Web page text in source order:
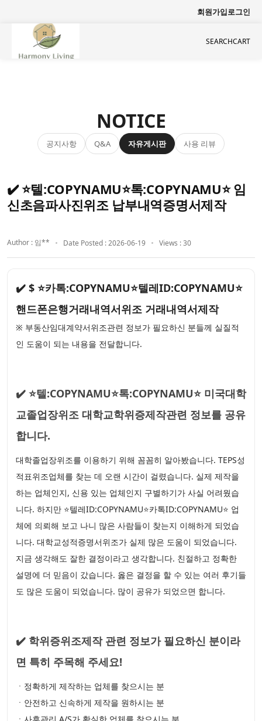
회원가입로그인
SEARCHCART
NOTICE
공지사항 Q&A 자유게시판 사용 리뷰
✔️ ⭐텔:COPYNAMU⭐톡:COPYNAMU⭐ 임
신초음파사진위조 납부내역증명서제작
Author : 임** Date Posted : 2026-06-19 Views : 30
✔️ $ ⭐카톡:COPYNAMU⭐텔레ID:COPYNAMU⭐
핸드폰은행거래내역서위조 거래내역서제작
※ 부동산임대계약서위조관련 정보가 필요하신 분들께 실질적
인 도움이 되는 내용을 전달합니다.
✔️ ⭐텔:COPYNAMU⭐톡:COPYNAMU⭐ 미국대학
교졸업장위조 대학교학위증제작관련 정보를 공유
합니다.
대학졸업장위조를 이용하기 위해 꼼꼼히 알아봤습니다. TEPS성
적표위조업체를 찾는 데 오랜 시간이 걸렸습니다. 실제 제작을
하는 업체인지, 신용 있는 업체인지 구별하기가 사실 어려웠습
니다. 하지만 ⭐텔레ID:COPYNAMU⭐카톡ID:COPYNAMU⭐ 업
체에 의뢰해 보고 나니 많은 사람들이 찾는지 이해하게 되었습
니다. 대학교성적증명서위조가 실제 많은 도움이 되었습니다.
지금 생각해도 잘한 결정이라고 생각합니다. 친절하고 정확한
설명에 더 믿음이 갔습니다. 옳은 결정을 할 수 있는 여러 후기들
도 많은 도움이 되었습니다. 많이 공유가 되었으면 합니다.
✔️ 학위증위조제작 관련 정보가 필요하신 분이라
면 특히 주목해 주세요!
ㆍ정확하게 제작하는 업체를 찾으시는 분
ㆍ안전하고 신속하게 제작을 원하시는 분